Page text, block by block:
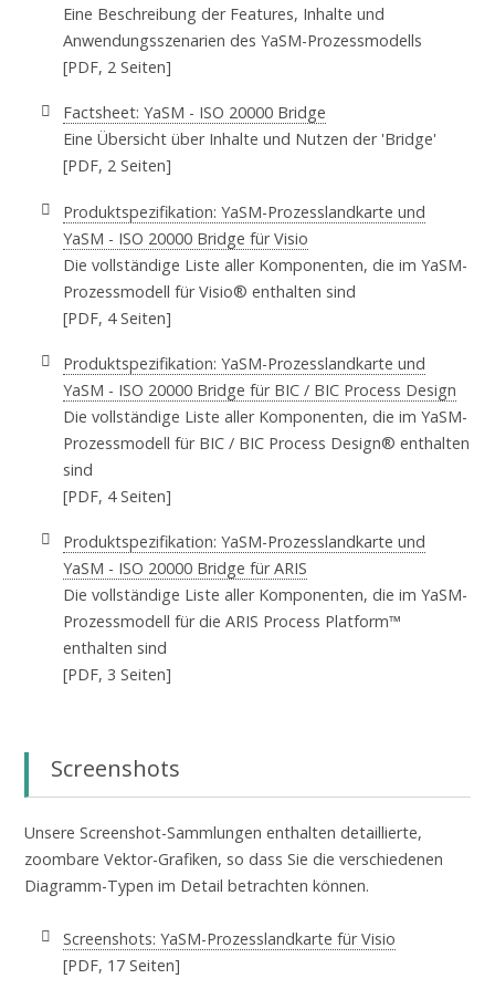
Eine Beschreibung der Features, Inhalte und
Anwendungsszenarien des YaSM-Prozessmodells
[PDF, 2 Seiten]
Factsheet: YaSM - ISO 20000 Bridge
Eine Übersicht über Inhalte und Nutzen der 'Bridge'
[PDF, 2 Seiten]
Produktspezifikation: YaSM-Prozesslandkarte und
YaSM - ISO 20000 Bridge für Visio
Die vollständige Liste aller Komponenten, die im YaSM-
Prozessmodell für Visio® enthalten sind
[PDF, 4 Seiten]
Produktspezifikation: YaSM-Prozesslandkarte und
YaSM - ISO 20000 Bridge für BIC / BIC Process Design
Die vollständige Liste aller Komponenten, die im YaSM-
Prozessmodell für BIC / BIC Process Design® enthalten
sind
[PDF, 4 Seiten]
Produktspezifikation: YaSM-Prozesslandkarte und
YaSM - ISO 20000 Bridge für ARIS
Die vollständige Liste aller Komponenten, die im YaSM-
Prozessmodell für die ARIS Process Platform™
enthalten sind
[PDF, 3 Seiten]
Screenshots
Unsere Screenshot-Sammlungen enthalten detaillierte,
zoombare Vektor-Grafiken, so dass Sie die verschiedenen
Diagramm-Typen im Detail betrachten können.
Screenshots: YaSM-Prozesslandkarte für Visio
[PDF, 17 Seiten]